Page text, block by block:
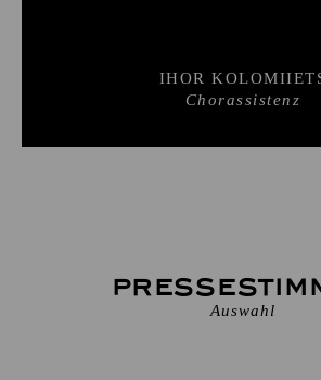
IHOR
Chorassistenz
Auswahl